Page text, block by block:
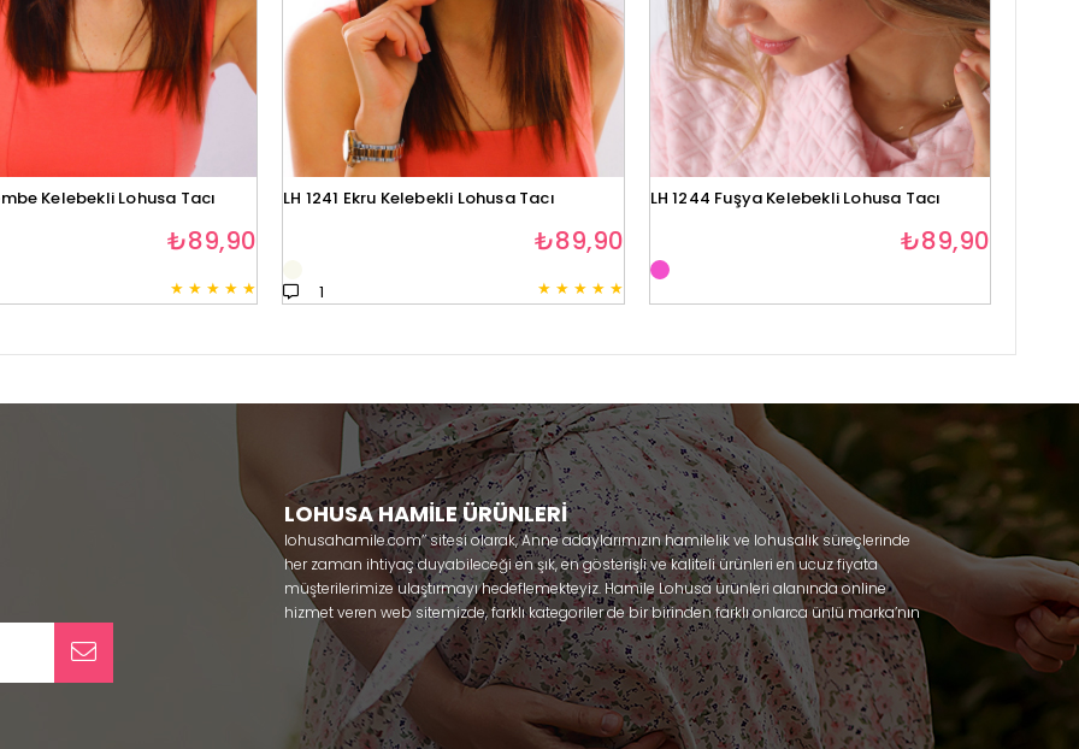
Kelebekli Lohusa Tacı
★ ★ ★ ★ ★
₺89,90
LH 1241 Ekru Kelebekli Lohusa Tacı
★ ★ ★ ★ ★
1
₺89,90
LH 1244 Fuşya Kelebekli Lohusa Tacı
₺89,90
LOHUSA HAMİLE ÜRÜNLERİ
lohusahamile.com’’ sitesi olarak, Anne adaylarımızın hamilelik ve lohusalık süreçlerinde
her zaman ihtiyaç duyabileceği en şık, en gösterişli ve kaliteli ürünleri en ucuz fiyata
müşterilerimize ulaştırmayı hedeflemekteyiz. Hamile Lohusa ürünleri alanında online
hizmet veren web sitemizde, farklı kategoriler de bir birinden farklı onlarca ünlü marka’nın
ürünlerine sadece bir tık uzaklıkta olacaksınız. Hem hamilelik öncesi hem doğum sonrası
kullanabileceğiniz ürünler ile gebelik döneminizi huzur içinde geçirmenize yardımcı
olmaya çalışmaktayız. Annelerimizin ihtiyaç duydukları lohusa pijama, lohusa gecelik,
lohusa sabahlık, hamile pijama, hamile gecelik, Emzirme sütyeni, Emzirme atleti, Lohusa
taç ve terlik gibi ürünleri bir çok model seçenekleriyle bir birinden güzel kombinler